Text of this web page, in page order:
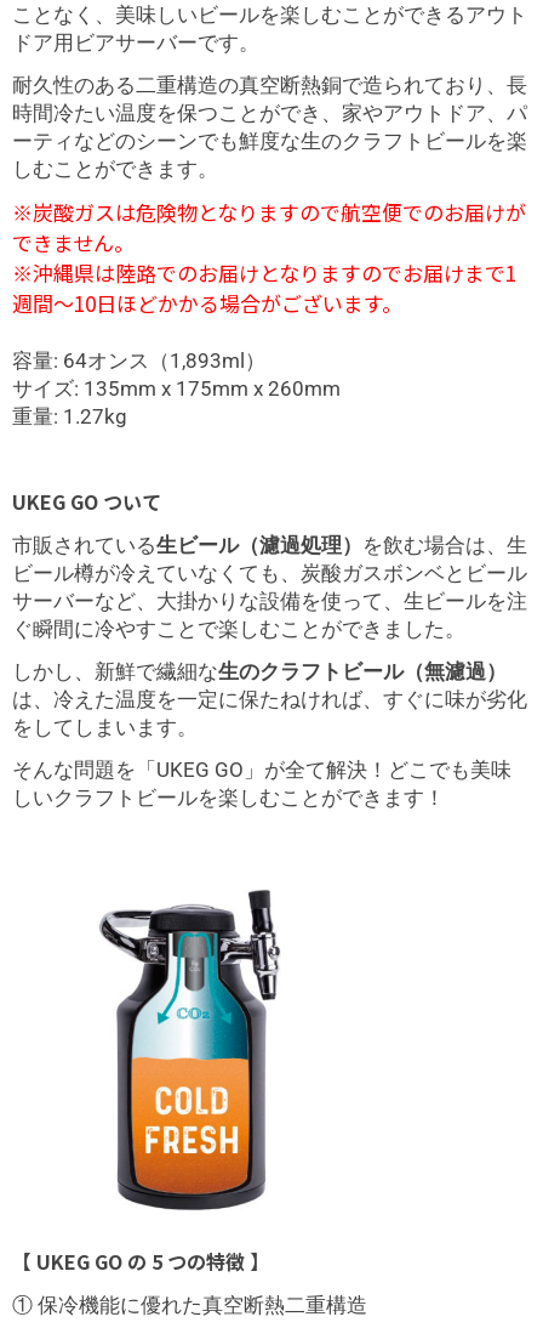
ことなく、美味しいビールを楽しむことができるアウト
ドア用ビアサーバーです。
耐久性のある二重構造の真空断熱銅で造られており、長
時間冷たい温度を保つことができ、家やアウトドア、パ
ーティなどのシーンでも鮮度な生のクラフトビールを楽
しむことができます。
※炭酸ガスは危険物となりますので航空便でのお届けが
できません。
※沖縄県は陸路でのお届けとなりますのでお届けまで1
週間～10日ほどかかる場合がございます。
容量: 64オンス（1,893ml）
サイズ: 135mm x 175mm x 260mm
重量: 1.27kg
UKEG GO ついて
市販されている生ビール（濾過処理） を飲む場合は、生
ビール樽が冷えていなくても、炭酸ガスボンベとビール
サーバーなど、大掛かりな設備を使って、生ビールを注
ぐ瞬間に冷やすことで楽しむことができました。
しかし、新鮮で繊細な生のクラフトビール（無濾過）
は、冷えた温度を一定に保たねければ、すぐに味が劣化
をしてしまいます。
そんな問題を「UKEG GO」が全て解決！どこでも美味
しいクラフトビールを楽しむことができます！
【 UKEG GO の 5 つの特徴 】
① 保冷機能に優れた真空断熱二重構造